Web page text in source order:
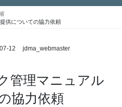
供についての協力依頼
12 jdma_webmaster
管理マニュアル
協力依頼